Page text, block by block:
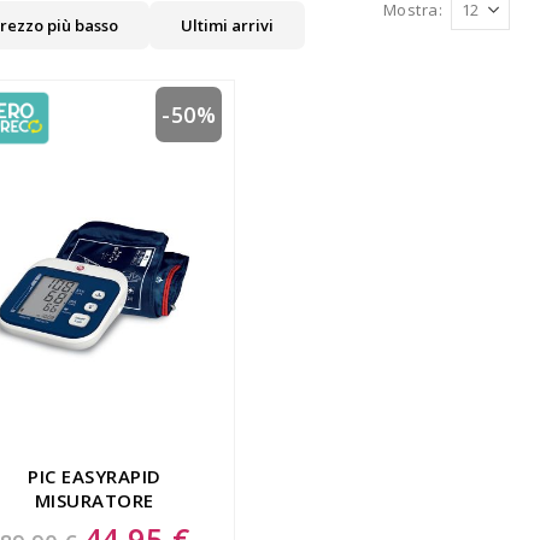
più basso Ultimi arrivi
Mostra
PIC EASYRAPID
MISURATORE
PRESSIONE
-50%
Special